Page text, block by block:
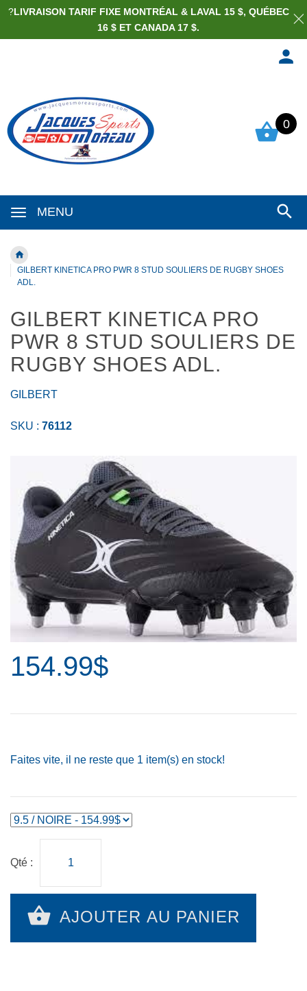
MENU
0
GILBERT KINETICA PRO PWR 8 STUD SOULIERS DE RUGBY SHOES
ADL.
GILBERT KINETICA PRO
PWR 8 STUD SOULIERS DE
RUGBY SHOES ADL.
GILBERT
SKU : 76112
154.99$
Faites vite, il ne reste que 1 item(s) en stock!
Qté :
AJOUTER AU PANIER
?LIVRAISON TARIF FIXE MONTRÉAL & LAVAL 15 $, QUÉBEC
16 $ ET CANADA 17 $.